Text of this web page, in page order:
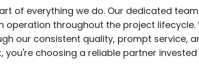
of everything we do. Our dedicated
throughout the project lifecycle.
our consistent quality, prompt service,
you're choosing a reliable partner